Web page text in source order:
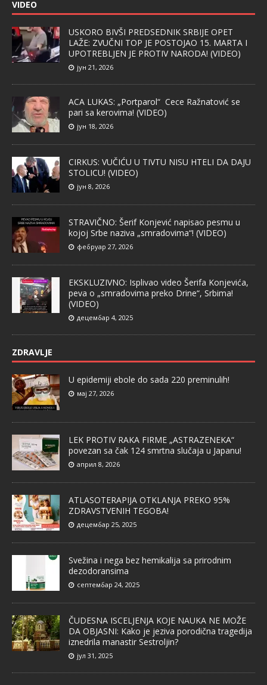
VIDEO
USKORO BIVŠI PREDSEDNIK SRBIJE OPET
LAŽE: ZVUČNI TOP JE POSTOJAO 15. MARTA I
UPOTREBLJEN JE PROTIV NARODA! (VIDEO)
јун 21, 2026
ACA LUKAS: „Portparol“ Cece Ražnatović se
pari sa kerovima! (VIDEO)
јун 18, 2026
CIRKUS: VUČIĆU U TIVTU NISU HTELI DA DAJU
STOLICU! (VIDEO)
јун 8, 2026
STRAVIČNO: Šerif Konjević napisao pesmu u
kojoj Srbe naziva „smradovima“! (VIDEO)
фебруар 27, 2026
EKSKLUZIVNO: Isplivao video Šerifa Konjevića,
peva o „smradovima preko Drine“, Srbima!
(VIDEO)
децембар 4, 2025
ZDRAVLJE
U epidemiji ebole do sada 220 preminulih!
мај 27, 2026
LEK PROTIV RAKA FIRME „ASTRAZENEKA“
povezan sa čak 124 smrtna slučaja u Japanu!
април 8, 2026
ATLASOTERAPIJA OTKLANJA PREKO 95%
ZDRAVSTVENIH TEGOBA!
децембар 25, 2025
Svežina i nega bez hemikalija sa prirodnim
dezodoransima
септембар 24, 2025
ČUDESNA ISCELJENJA KOJE NAUKA NE MOŽE
DA OBJASNI: Kako je jeziva porodična tragedija
iznedrila manastir Sestroljin?
јул 31, 2025